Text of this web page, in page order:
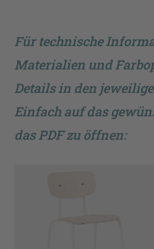
Für technische
Materialien und
Details in den
Einfach auf das
das PDF zu öffnen: